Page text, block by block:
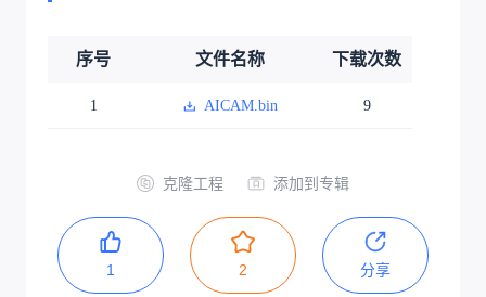
序号 文件名称 下载次数
1 AICAM.bin 9
克隆工程 添加到专辑
1 2 分享